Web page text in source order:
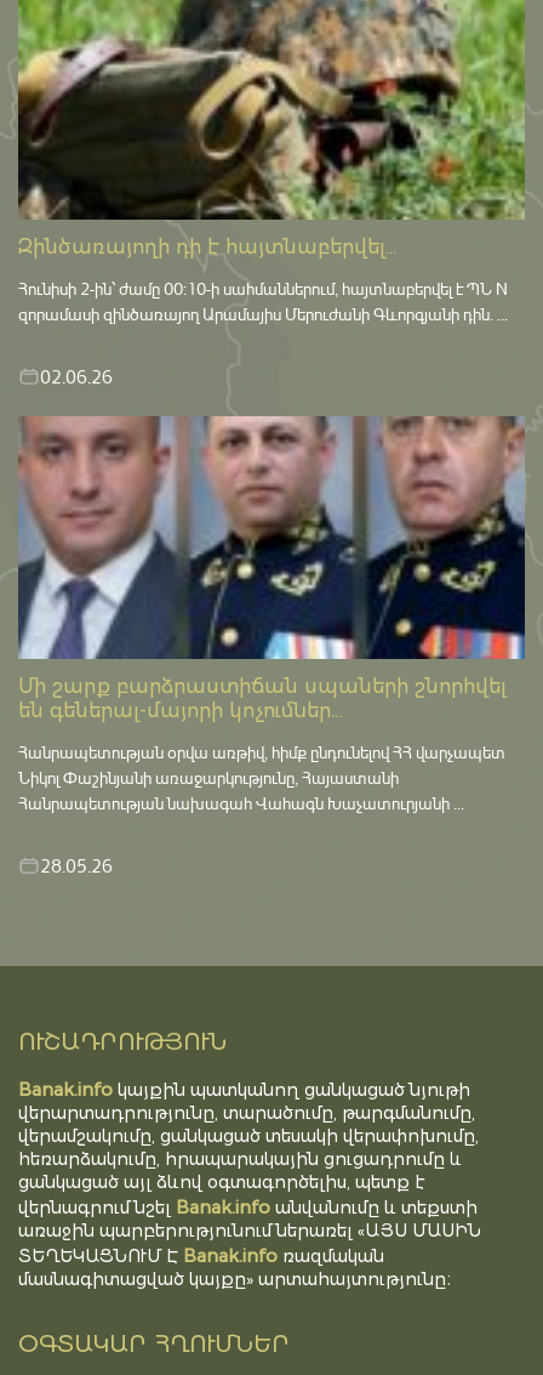
Զինծառայողի դի է հայտնաբերվել...
Հունիսի 2-ին՝ ժամը 00:10-ի սահմաններում, հայտնաբերվել է ՊՆ N
զորամասի զինծառայող Արամայիս Մերուժանի Գևորգյանի դին. ...
02.06.26
Մի շարք բարձրաստիճան սպաների շնորհվել
են գեներալ-մայորի կոչումներ...
Հանրապետության օրվա առթիվ, հիմք ընդունելով ՀՀ վարչապետ
Նիկոլ Փաշինյանի առաջարկությունը, Հայաստանի
Հանրապետության նախագահ Վահագն Խաչատուրյանի ...
28.05.26
ՈՒՇԱԴՐՈՒԹՅՈՒՆ
Banak.info կայքին պատկանող ցանկացած նյութի
վերարտադրությունը, տարածումը, թարգմանումը,
վերամշակումը, ցանկացած տեսակի վերափոխումը,
հեռարձակումը, հրապարակային ցուցադրումը և
ցանկացած այլ ձևով օգտագործելիս, պետք է
վերնագրում նշել Banak.info անվանումը և տեքստի
առաջին պարբերությունում ներառել «ԱՅՍ ՄԱՍԻՆ
ՏԵՂԵԿԱՑՆՈՒՄ Է Banak.info ռազմական
մասնագիտացված կայքը» արտահայտությունը։
ՕԳՏԱԿԱՐ ՀՂՈՒՄՆԵՐ